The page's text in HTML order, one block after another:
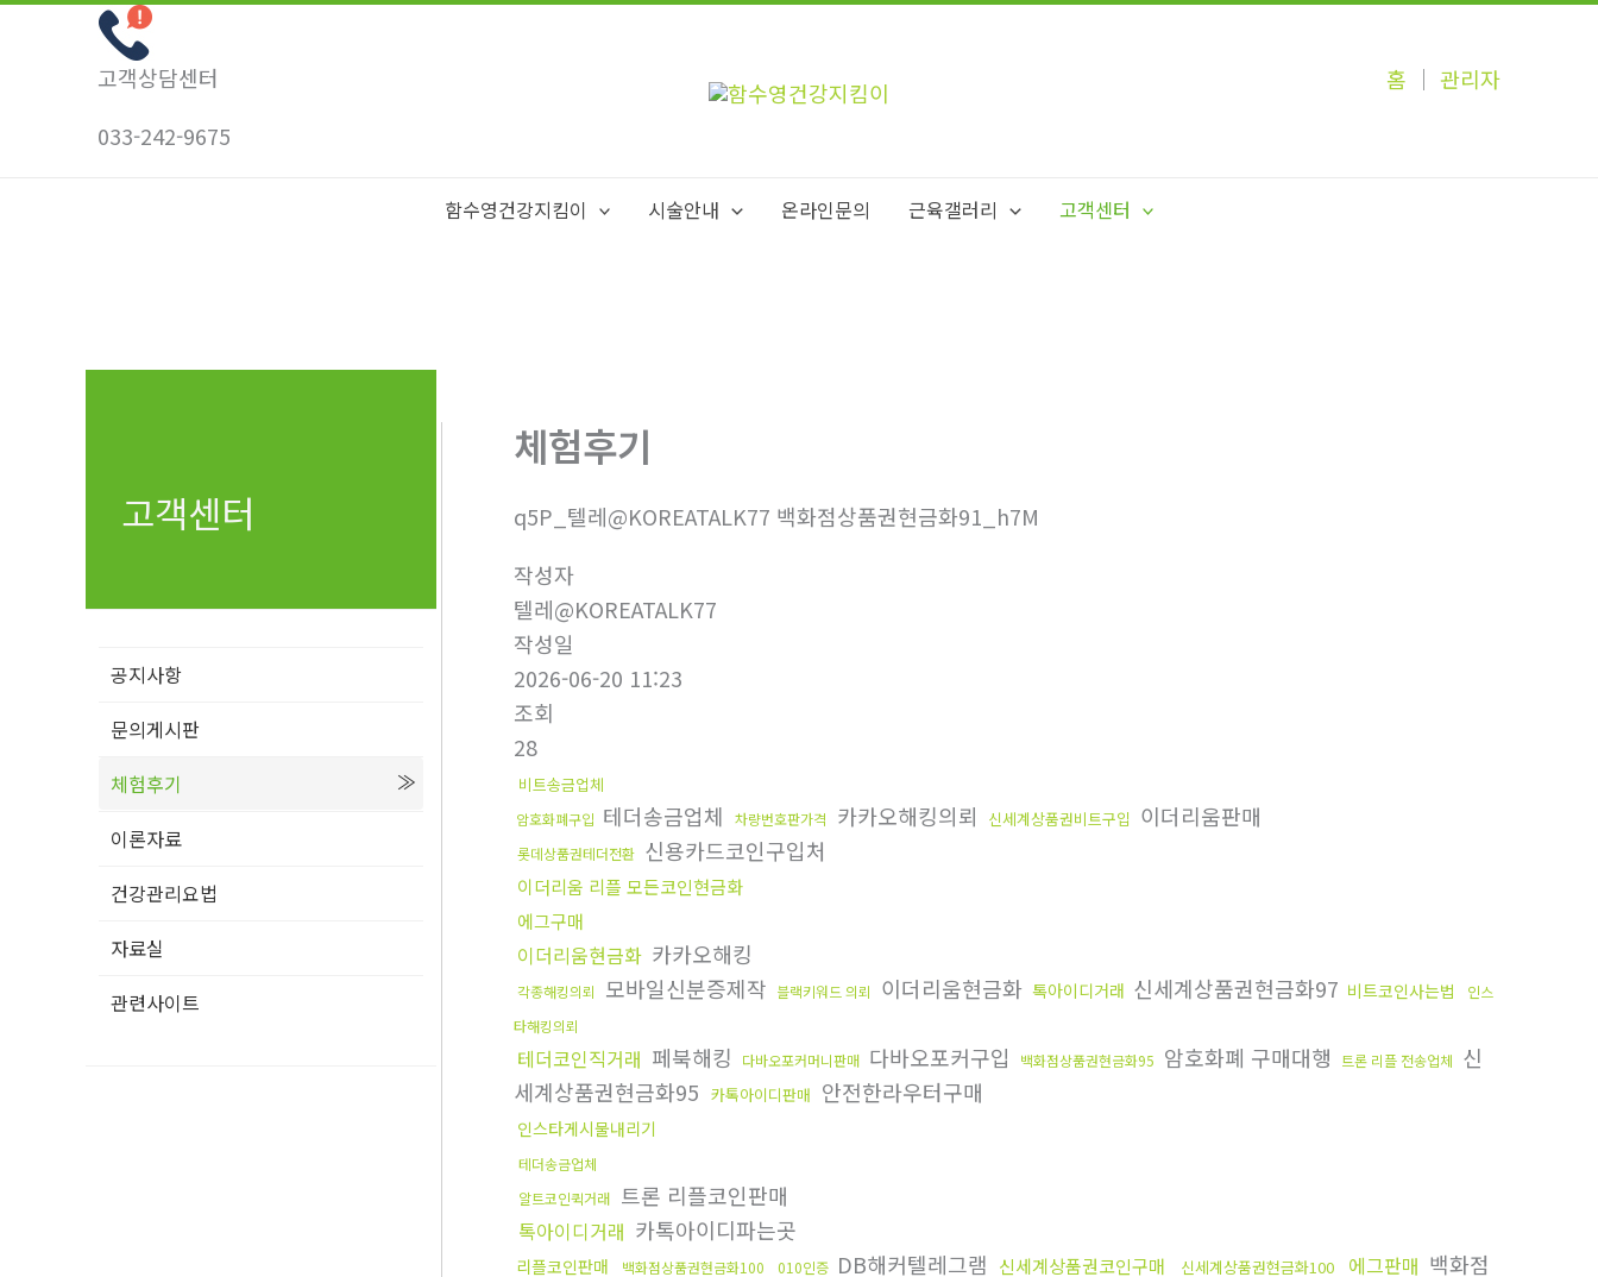
콘
고객상담센터
033-242-9675
홈 │ 관리자
함수영건강지킴이 시술안내 온라인문의 근육갤러리 고객센터
고객센터
공지사항
문의게시판
체험후기
이론자료
건강관리요법
자료실
관련사이트
체험후기
q5P_텔레@KOREATALK77 백화점상품권현금화91_h7M
작성자
텔레@KOREATALK77
작성일
2026-06-20 11:23
조회
28
비트송금업체
암호화폐구입 테더송금업체 차량번호판가격 카카오해킹의뢰 신세계상품권비트구입 이더리움판매
롯데상품권테더전환 신용카드코인구입처
이더리움 리플 모든코인현금화
에그구매
이더리움현금화 카카오해킹
각종해킹의뢰 모바일신분증제작 블랙키워드 의뢰 이더리움현금화 톡아이디거래 신세계상품권현금화97 비트코인사는법
인스
타해킹의뢰
테더코인직거래 페북해킹 다바오포커머니판매 다바오포커구입 백화점상품권현금화95 암호화폐 구매대행 트론 리플 전송업체 신
세계상품권현금화95 카톡아이디판매 안전한라우터구매
인스타게시물내리기
테더송금업체
알트코인퀵거래 트론 리플코인판매
톡아이디거래 카톡아이디파는곳
리플코인판매 백화점상품권현금화100 010인증 DB해커텔레그램 신세계상품권코인구매 신세계상품권현금화100 에그판매 백화점